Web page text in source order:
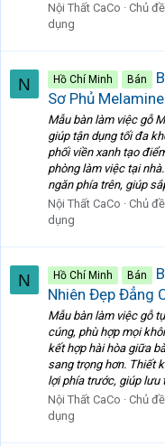
Nội Thất CaCo
Chủ đề
dụng
N Hồ Chí Minh Bán
Sơ Phủ
Mẫu bàn làm việc gỗ
giúp tận dụng tối đa
phối viền xanh tạo
phòng làm việc tại
ngăn phía trên, giúp
Nội Thất CaCo
Chủ đề
dụng
N Hồ Chí Minh Bán
Nhiên Đẹp Đẳng
Mẫu bàn làm việc gỗ
cúng, phù hợp mọi
kết hợp hài hòa giữa
sang trọng hơn. Thiết
lợi phía trước, giúp lưu
Nội Thất CaCo
Chủ đề
dụng